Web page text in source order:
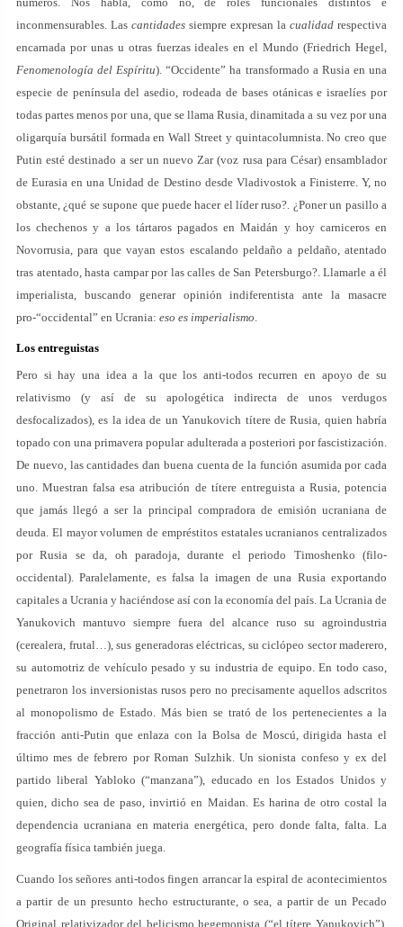
inconmensurables. Las cantidades siempre expresan la cualidad respectiva
encarnada por unas u otras fuerzas ideales en el Mundo (Friedrich Hegel,
Fenomenología del Espíritu). “Occidente” ha transformado a Rusia en una
especie de península del asedio, rodeada de bases otánicas e israelíes por
todas partes menos por una, que se llama Rusia, dinamitada a su vez por una
oligarquía bursátil formada en Wall Street y quintacolumnista. No creo que
Putin esté destinado a ser un nuevo Zar (voz rusa para César) ensamblador
de Eurasia en una Unidad de Destino desde Vladivostok a Finisterre. Y, no
obstante, ¿qué se supone que puede hacer el líder ruso?. ¿Poner un pasillo a
los chechenos y a los tártaros pagados en Maidán y hoy carniceros en
Novorrusia, para que vayan estos escalando peldaño a peldaño, atentado
tras atentado, hasta campar por las calles de San Petersburgo?. Llamarle a él
imperialista, buscando generar opinión indiferentista ante la masacre
pro-“occidental” en Ucrania: eso es imperialismo.
Los entreguistas
Pero si hay una idea a la que los anti-todos recurren en apoyo de su
relativismo (y así de su apologética indirecta de unos verdugos
desfocalizados), es la idea de un Yanukovich títere de Rusia, quien habría
topado con una primavera popular adulterada a posteriori por fascistización.
De nuevo, las cantidades dan buena cuenta de la función asumida por cada
uno. Muestran falsa esa atribución de títere entreguista a Rusia, potencia
que jamás llegó a ser la principal compradora de emisión ucraniana de
deuda. El mayor volumen de empréstitos estatales ucranianos centralizados
por Rusia se da, oh paradoja, durante el periodo Timoshenko (filo-
occidental). Paralelamente, es falsa la imagen de una Rusia exportando
capitales a Ucrania y haciéndose así con la economía del país. La Ucrania de
Yanukovich mantuvo siempre fuera del alcance ruso su agroindustria
(cerealera, frutal…), sus generadoras eléctricas, su ciclópeo sector maderero,
su automotriz de vehículo pesado y su industria de equipo. En todo caso,
penetraron los inversionistas rusos pero no precisamente aquellos adscritos
al monopolismo de Estado. Más bien se trató de los pertenecientes a la
fracción anti-Putin que enlaza con la Bolsa de Moscú, dirigida hasta el
último mes de febrero por Roman Sulzhik. Un sionista confeso y ex del
partido liberal Yabloko (“manzana”), educado en los Estados Unidos y
quien, dicho sea de paso, invirtió en Maidan. Es harina de otro costal la
dependencia ucraniana en materia energética, pero donde falta, falta. La
geografía física también juega.
Cuando los señores anti-todos fingen arrancar la espiral de acontecimientos
a partir de un presunto hecho estructurante, o sea, a partir de un Pecado
Original relativizador del belicismo hegemonista (“el títere Yanukovich”),